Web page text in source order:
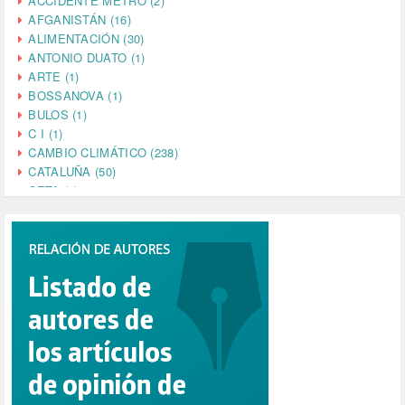
AFGANISTÁN (16)
ALIMENTACIÓN (30)
ANTONIO DUATO (1)
ARTE (1)
BOSSANOVA (1)
BULOS (1)
C I (1)
CAMBIO CLIMÁTICO (238)
CATALUÑA (50)
CETA (2)
CINE (35)
COMPROMISO (2)
CONFERENCIA (1)
CONSUMO (1)
CORONAVIRUS (155)
CORRUPCIÓN (215)
CULTURA (704)
DANA (78)